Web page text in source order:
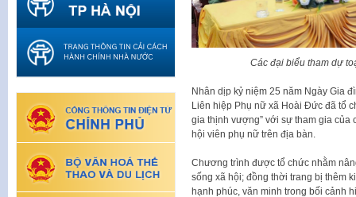
Các đại biểu tham dự
Nhân dịp kỷ niệm 25 năm Ngày Gia
Liên hiệp Phụ nữ xã Hoài Đức đã tổ
gia thịnh vượng” với sự tham gia
hội viên phụ nữ trên địa bàn.
Chương trình được tổ chức nhằm
sống xã hội; đồng thời trang bị thêm
hạnh phúc, văn minh trong bối cảnh